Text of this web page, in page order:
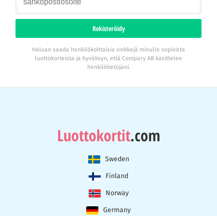
Rekisteröidy
Haluan saada henkilökohtaisia vinkkejä minulle sopivista
luottokorteista ja hyväksyn, että Compary AB käsittelee
henkilötietojani.
Luottokortit.com
Sweden
Finland
Norway
Germany